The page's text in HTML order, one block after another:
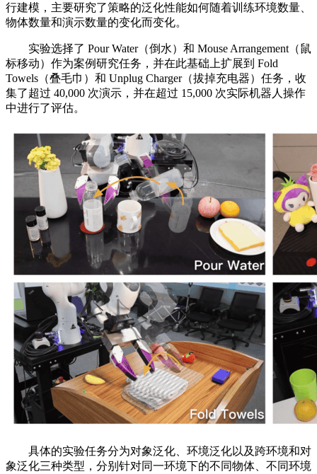
行建模，主要研究了策略的泛化性能如何随着训练环境数量、
物体数量和演示数量的变化而变化。
实验选择了 Pour Water（倒水）和 Mouse Arrangement（鼠
标移动）作为案例研究任务，并在此基础上扩展到 Fold
Towels（叠毛巾）和 Unplug Charger（拔掉充电器）任务，收
集了超过 40,000 次演示，并在超过 15,000 次实际机器人操作
中进行了评估。
具体的实验任务分为对象泛化、环境泛化以及跨环境和对
象泛化三种类型，分别针对同一环境下的不同物体、不同环境